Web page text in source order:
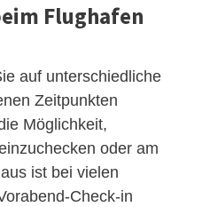
Flughafen
auf unterschiedliche
Zeitpunkten
Möglichkeit,
oder am
ist bei vielen
Check-in